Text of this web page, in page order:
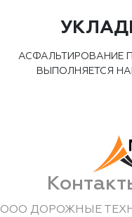
АСФАЛЬТИРОВАНИЕ
ВЫПОЛНЯЕТСЯ
ООО ДОРОЖНЫЕ